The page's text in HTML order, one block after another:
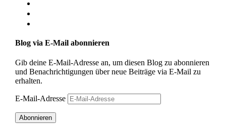
Blog via E-Mail abonnieren
Gib deine E-Mail-Adresse an, um diesen Blog zu abonnieren
und Benachrichtigungen über neue Beiträge via E-Mail zu
erhalten.
E-Mail-Adresse
Abonnieren